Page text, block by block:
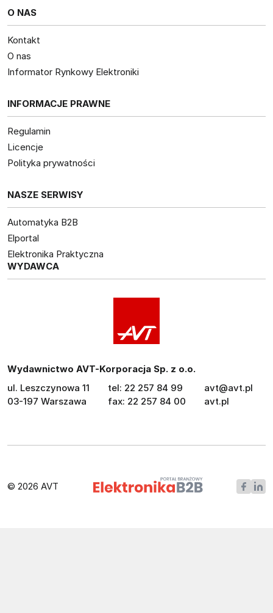
O NAS
Kontakt
O nas
Informator Rynkowy Elektroniki
INFORMACJE PRAWNE
Regulamin
Licencje
Polityka prywatności
NASZE SERWISY
Automatyka B2B
Elportal
Elektronika Praktyczna
WYDAWCA
Wydawnictwo AVT-Korporacja Sp. z o.o.
ul. Leszczynowa 11
03-197 Warszawa
tel: 22 257 84 99
fax: 22 257 84 00
avt@avt.pl
avt.pl
© 2026 AVT